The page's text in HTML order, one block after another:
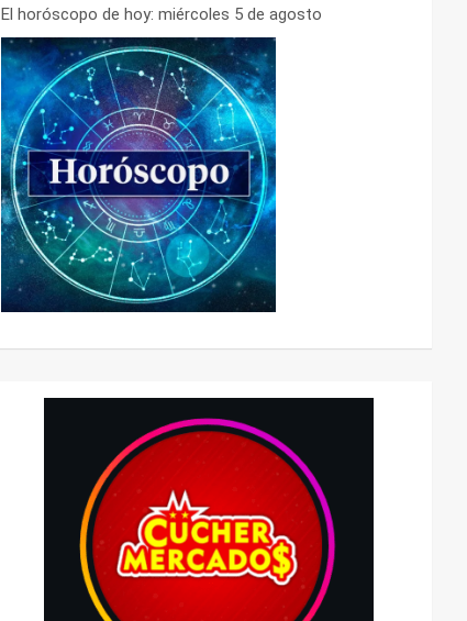
El horóscopo de hoy: miércoles 5 de agosto